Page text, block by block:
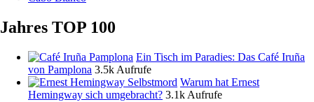
Jahres TOP 100
Ein Tisch im Paradies: Das Café Iruña
von Pamplona 3.5k Aufrufe
Warum hat Ernest
Hemingway sich umgebracht? 3.1k Aufrufe